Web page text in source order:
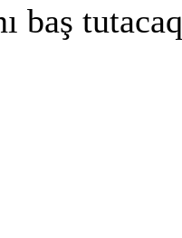
baş tutacaq